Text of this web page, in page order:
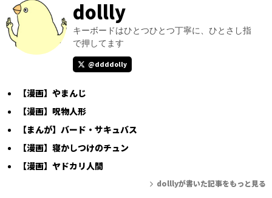
dollly
キーボードはひとつひとつ丁寧に、ひとさし指
で押してます
@ddddolly
【漫画】やまんじ
【漫画】呪物人形
【まんが】バード・サキュバス
【漫画】寝かしつけのチュン
【漫画】ヤドカリ人間
dolllyが書いた記事をもっと見る